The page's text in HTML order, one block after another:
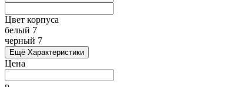
Цвет корпуса
белый 7
черный 7
Ещё Характеристики
Цена